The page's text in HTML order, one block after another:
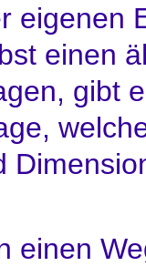
eigenen
einen
gibt
einen